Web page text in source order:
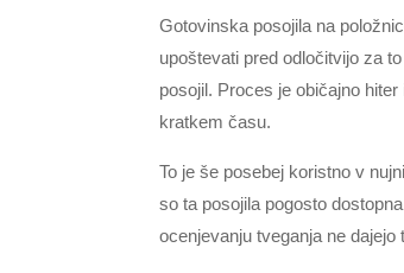
Gotovinska posojila na
upoštevati pred odločitvijo za
posojil. Proces je običajno
kratkem času.
To je še posebej koristno v
so ta posojila pogosto
ocenjevanju tveganja ne